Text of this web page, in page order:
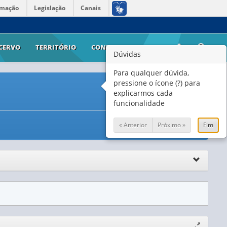
Legislação Canais
TERRITÓRIO CONTATO AJUDA
Dúvidas
Para qualquer dúvida,
pressione o ícone (?) para
explicarmos cada
funcionalidade
« Anterior Próximo » Fim